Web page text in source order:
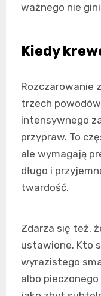
ważnego nie
Kiedy
Rozczarowanie
trzech
intensywnego
przypraw. To
ale wymagają
długo i
twardość.
Zdarza się też,
ustawione. Kto
wyrazistego
albo